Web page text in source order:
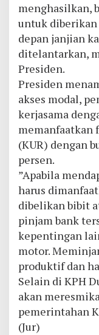
menghasilkan,
untuk diberikan
depan janjian
ditelantarkan,
Presiden.
Presiden
akses modal,
kerjasama
memanfaatkan
(KUR) dengan
persen.
”Apabila
harus
dibelikan bibit
pinjam bank
kepentingan
motor.
produktif dan
Selain di KPH
akan
pemerintahan
(Jur)